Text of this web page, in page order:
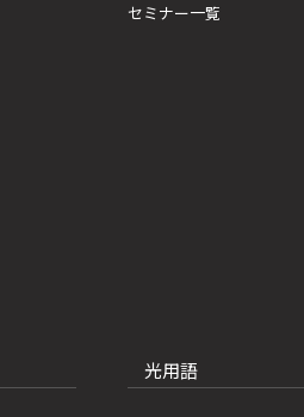
セミナー一覧
光用語